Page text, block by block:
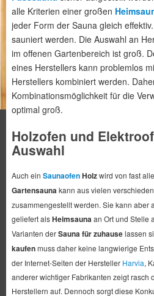
alle Kriterien einer großen
jeder Form der Sauna gleich
sauniert werden. Die Auswahl an
im offenen Gartenbereich ist groß.
eines Herstellers kann problemlos
Herstellers kombiniert werden.
Kombinationsmöglichkeit für die
optimal groß.
Holzofen und
Auswahl
Auch ein SaunaofenHolzwird von fast
Gartensauna kann aus vielen
zusammengestellt werden. Sie kann aber
geliefert alsHeimsauna an Ort und Stelle
Varianten derSauna für zuhauselassen
kaufenmuss daher keine langwierige
der Internet-Seiten der Hersteller Harvia,
anderer wichtiger Fabrikanten zeigt rasch
Herstellern auf. Dennoch sorgt diese